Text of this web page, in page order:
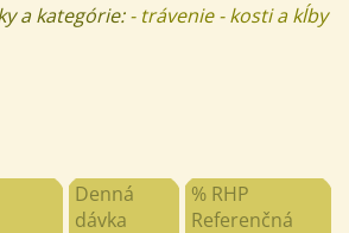
a kategórie:- trávenie - kosti a kĺby
Denná
dávka
% RHP
Referenčná